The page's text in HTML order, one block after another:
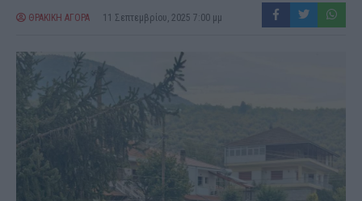
ΘΡΑΚΙΚΗ ΑΓΟΡΑ 11 Σεπτεμβρίου, 2025 7:00 μμ